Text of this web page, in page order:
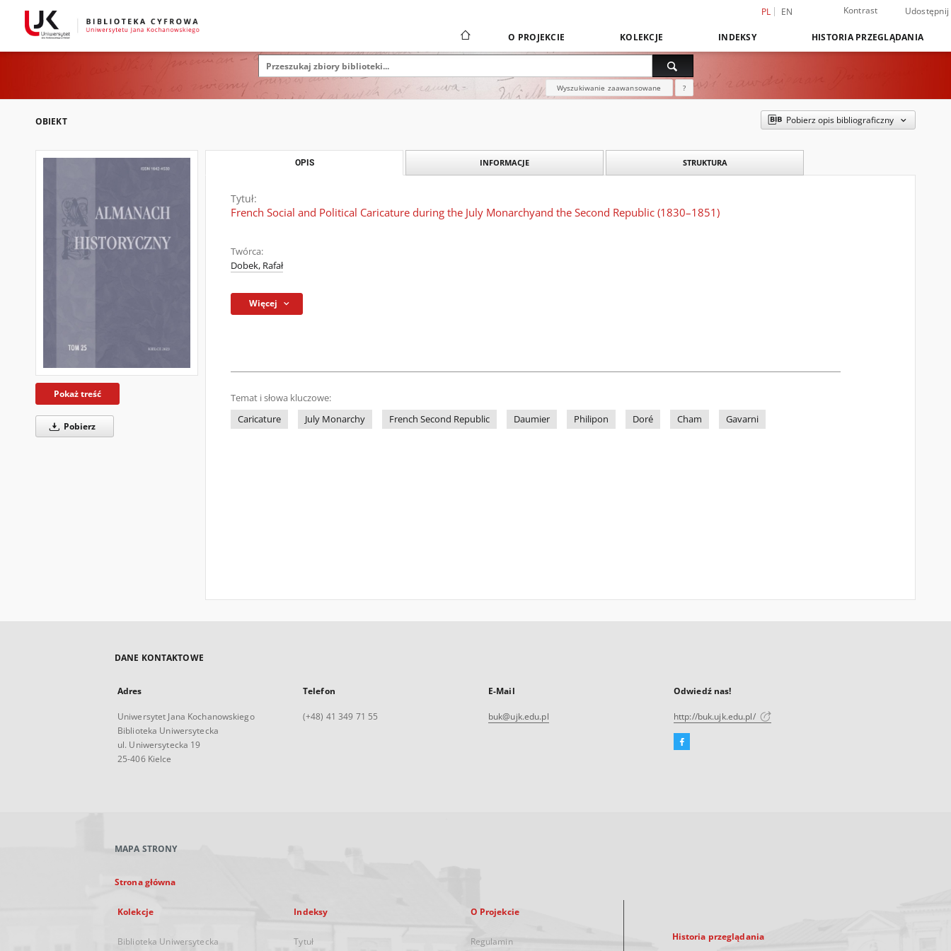
PL EN Kontrast Udostępnij
O PROJEKCIE KOLEKCJE INDEKSY HISTORIA PRZEGLĄDANIA
Wyszukiwanie zaawansowane ?
OBIEKT Pobierz opis bibliograficzny
Pokaż treść
Pobierz
OPIS INFORMACJE STRUKTURA
Tytuł:
French Social and Political Caricature during the July Monarchyand the Second Republic (1830–1851)
Twórca:
Dobek, Rafał
Więcej
Temat i słowa kluczowe:
Caricature
July Monarchy French Second Republic Daumier Philipon Doré Cham Gavarni
DANE KONTAKTOWE
Adres
Uniwersytet Jana Kochanowskiego
Biblioteka Uniwersytecka
ul. Uniwersytecka 19
25-406 Kielce
Telefon
(+48) 41 349 71 55
E-Mail
buk@ujk.edu.pl
Odwiedź nas!
http://buk.ujk.edu.pl/
Facebook
MAPA STRONY
Strona główna
Kolekcje
Biblioteka Uniwersytecka
Indeksy
Tytuł
O Projekcie
Regulamin Historia przeglądania